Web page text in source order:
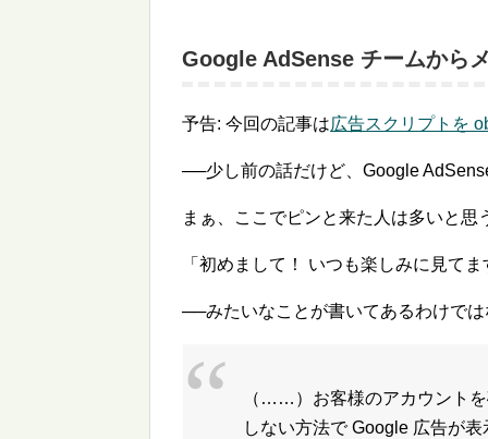
Google AdSense チームから
予告: 今回の記事は広告スクリプトを
──少し前の話だけど、Google
まぁ、ここでピンと来た人は多いと思
「初めまして！ いつも楽しみに見て
──みたいなことが書いてあるわけでは
（……）お客様のアカウント
しない方法で Google 広告が